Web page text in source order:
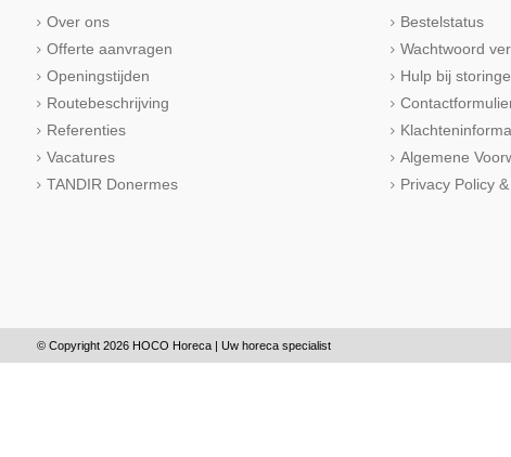
Over ons
Offerte aanvragen
Openingstijden
Routebeschrijving
Referenties
Vacatures
TANDIR Donermes
Bestelstatus
Wachtwoord
Hulp bij
Algemene
Privacy Policy
© Copyright 2026 HOCO Horeca | Uw horeca specialist